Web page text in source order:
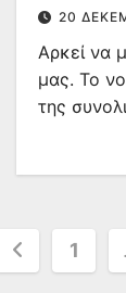
20
Αρκεί να
μας. Το
της
1